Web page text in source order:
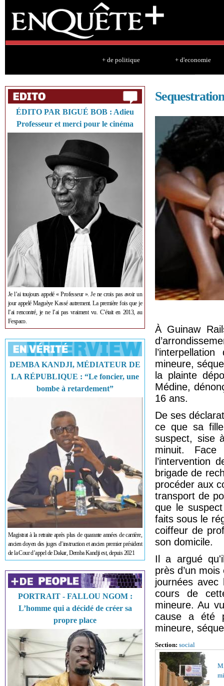
+ de politique + d'economie
ÉDITO PAR BIGUÉ BOB : Adieu
Professeur et merci pour le cinéma
Je l’ai toujours appelé « Professeur ». Je ne crois pas avoir un
jour appelé Maguèye Kassé autrement. La première fois que je
l’ai rencontré, je ne l’ai pas vraiment vu. C’était en 2013, au
Fespaco.
DEMBA KANDJI, MÉDIATEUR DE
LA RÉPUBLIQUE : “Le foncier, une
bombe à retardement”
Magistrat à la retraite après plus de quarante années de carrière,
ancien doyen des juges d’instruction et ancien premier président
de la Cour d’appel de Dakar, Demba Kandji est, depuis 2021
PORTRAIT - FALLOU NGOM :
L’homme qui a décidé de créer sa
propre place
À Guinaw
mineure,
la plainte
Médine,
16 ans.
De ses
ce que sa
suspect, sise
minuit.
l’intervention
brigade de
procéder aux
transport de
que le
faits sous le
coiffeur de
son domicile.
Il a argué
près d’un
journées
cours de
mineure. Au
cause a été
mineure,
Section: social